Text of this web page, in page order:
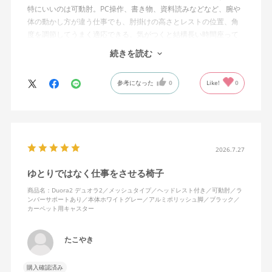
特にいいのは可動肘。PC操作、書き物、資料読みなどなど、腕や
体の動かし方が違う仕事でも、肘掛けの高さとレストの位置、角
度を調節してうまく適応できる。気がつくと結構長い時間座って
ランバーサポートは思ったよりやさしいサポート。従来使ってい
た骨盤サポートチェアよりも支える感じは緩やかだが、姿勢の崩
の夏の暑さを考えてメッシュを選んで正解。暑気が上がる2階の仕
ープグリーンも爽やかさを感じさせてGOOD。
シンプルで機能性の高いバランスのとれたチェア。背面とヘッド
レストにもたれかかるような使い方はまだあまりしていないが、
続きを読む
参考になった 0 Like! 0
2026.7.27
ゆとりではなく仕事をさせる椅子
商品名：Duora2 デュオラ2／メッシュタイプ／ヘッドレスト付き／可動肘／ラ
ンバーサポートあり／本体ホワイトグレー／アルミポリッシュ脚／ブラック／
カーペット用キャスター
たこやき
購入確認済み